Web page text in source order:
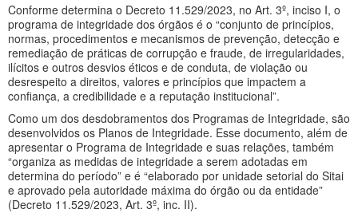
Conforme determina o Decreto 11.529/2023, no Art. 3º, inciso I, o
programa de integridade dos órgãos é o “conjunto de princípios,
normas, procedimentos e mecanismos de prevenção, detecção e
remediação de práticas de corrupção e fraude, de irregularidades,
ilícitos e outros desvios éticos e de conduta, de violação ou
desrespeito a direitos, valores e princípios que impactem a
confiança, a credibilidade e a reputação institucional”.
Como um dos desdobramentos dos Programas de Integridade, são
desenvolvidos os Planos de Integridade. Esse documento, além de
apresentar o Programa de Integridade e suas relações, também
“organiza as medidas de integridade a serem adotadas em
determina do período” e é “elaborado por unidade setorial do Sitai
e aprovado pela autoridade máxima do órgão ou da entidade”
(Decreto 11.529/2023, Art. 3º, inc. II).